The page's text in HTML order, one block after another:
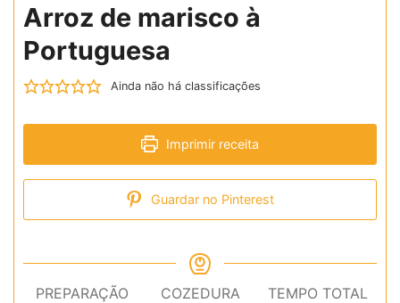
Arroz de marisco à
Portuguesa
Ainda não há classificações
Imprimir receita
Guardar no Pinterest
PREPARAÇÃO
COZEDURA
TEMPO TOTAL